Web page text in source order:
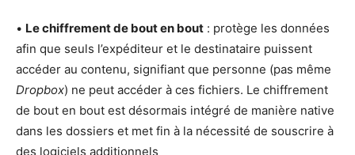
• Le chiffrement de bout en bout : protège les données
afin que seuls l’expéditeur et le destinataire puissent
accéder au contenu, signifiant que personne (pas même
Dropbox) ne peut accéder à ces fichiers. Le chiffrement
de bout en bout est désormais intégré de manière native
dans les dossiers et met fin à la nécessité de souscrire à
des logiciels additionnels